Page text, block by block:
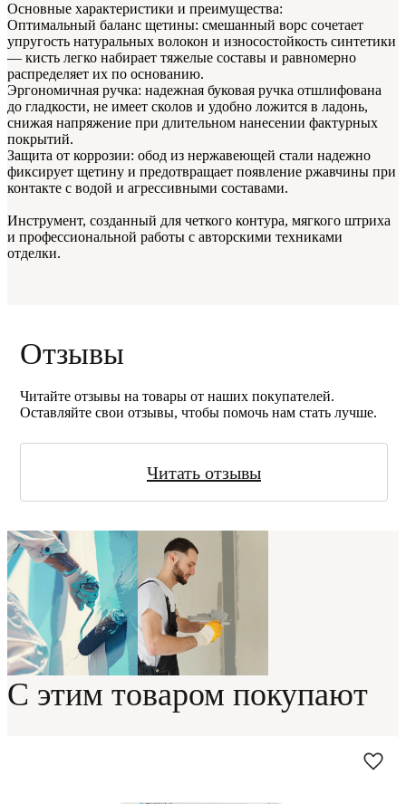
Основные характеристики и преимущества:
Оптимальный баланс щетины: смешанный ворс сочетает
упругость натуральных волокон и износостойкость синтетики
— кисть легко набирает тяжелые составы и равномерно
распределяет их по основанию.
Эргономичная ручка: надежная буковая ручка отшлифована
до гладкости, не имеет сколов и удобно ложится в ладонь,
снижая напряжение при длительном нанесении фактурных
покрытий.
Защита от коррозии: обод из нержавеющей стали надежно
фиксирует щетину и предотвращает появление ржавчины при
контакте с водой и агрессивными составами.
Инструмент, созданный для четкого контура, мягкого штриха
и профессиональной работы с авторскими техниками
отделки.
Отзывы
Читайте отзывы на товары от наших покупателей.
Оставляйте свои отзывы, чтобы помочь нам стать лучше.
Читать отзывы
С этим товаром покупают